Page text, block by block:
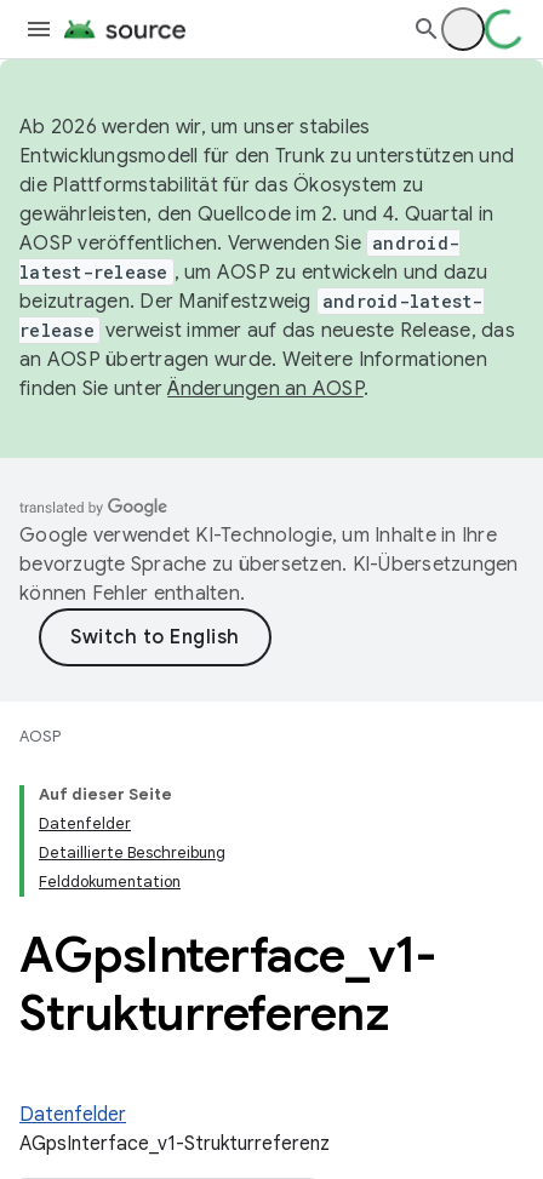
Ab 2026 werden wir, um unser stabiles
Entwicklungsmodell für den Trunk zu unterstützen und
die Plattformstabilität für das Ökosystem zu
gewährleisten, den Quellcode im 2. und 4. Quartal in
AOSP veröffentlichen. Verwenden Sie android-
latest-release , um AOSP zu entwickeln und dazu
beizutragen. Der Manifestzweig
android-latest-
release verweist immer auf das neueste Release, das
an AOSP übertragen wurde. Weitere Informationen
finden Sie unterÄnderungen an AOSP.
Google verwendet KI-Technologie, um Inhalte in Ihre
bevorzugte Sprache zu übersetzen. KI-Übersetzungen
können Fehler enthalten.
AOSP
Auf dieser Seite
Datenfelder
Detaillierte Beschreibung
Felddokumentation
AGpsInterface v1-
Strukturreferenz
Datenfelder
AGpsInterface_v1-Strukturreferenz